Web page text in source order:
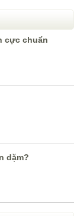
cực chuẩn
dặm?